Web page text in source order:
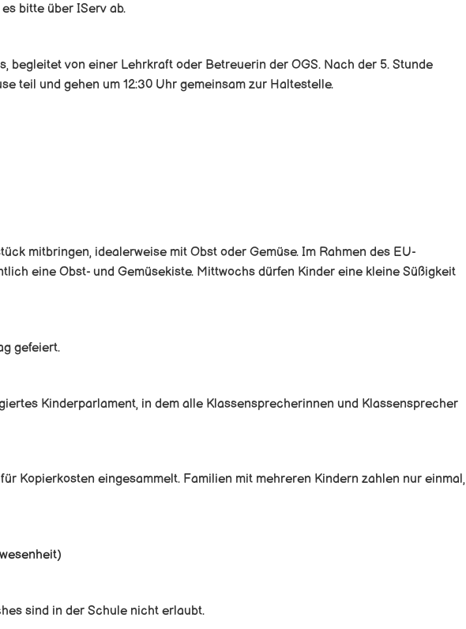
bitte über IServ ab.
begleitet von einer Lehrkraft oder Betreuerin der OGS. Nach der 5. Stunde
teil und gehen um 12:30 Uhr gemeinsam zur Haltestelle.
mitbringen, idealerweise mit Obst oder Gemüse. Im Rahmen des EU-
eine Obst- und Gemüsekiste. Mittwochs dürfen Kinder eine kleine Süßigkeit
gefeiert.
Kinderparlament, in dem alle Klassensprecherinnen und Klassensprecher
Kopierkosten eingesammelt. Familien mit mehreren Kindern zahlen nur einmal,
sind in der Schule nicht erlaubt.